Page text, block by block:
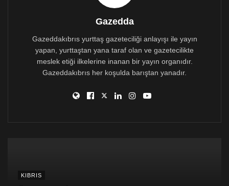
Eylemde, yolsuzluk ve çözüme karşı oynanan oyunlar
da kınanırken topumlar arası görüşmelerin yeniden
başlaması talep edildi.
Kıbrıs’ta federal bir çözüme inanan ve Kıbrıslırumların
Gazedda
Gazeddakıbrıs yurttaş gazeteciliği anlayışı ile yayın
yapan, yurttaştan yana taraf olan ve gazetecilikte
meslek etiği ilkelerine inanan bir yayın organıdır.
Gazeddakıbrıs her koşulda barıştan yanadır.
KIBRIS